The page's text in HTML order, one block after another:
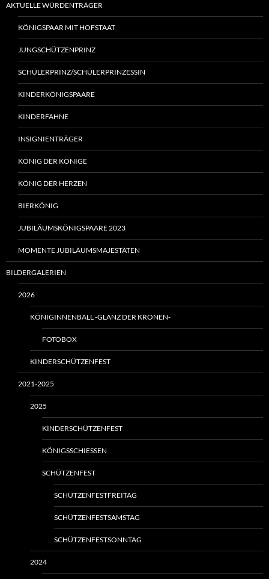
AKTUELLE WÜRDENTRÄGER
KÖNIGSPAAR MIT HOFSTAAT
JUNGSCHÜTZENPRINZ
SCHÜLERPRINZ/SCHÜLERPRINZESSIN
KINDERKÖNIGSPAARE
KINDERFAHNE
INSIGNIENTRÄGER
KÖNIG DER KÖNIGE
KÖNIG DER HERZEN
BIERKÖNIG
JUBILÄUMSKÖNIGSPAARE 2023
MOMENTE JUBILÄUMSMAJESTÄTEN
BILDERGALERIEN
2026
KÖNIGINNENBALL -GLANZ DER KRONEN-
FOTOBOX
KINDERSCHÜTZENFEST
2021-2025
2025
KINDERSCHÜTZENFEST
KÖNIGSSCHIESSEN
SCHÜTZENFEST
SCHÜTZENFESTFREITAG
SCHÜTZENFESTSAMSTAG
SCHÜTZENFESTSONNTAG
2024